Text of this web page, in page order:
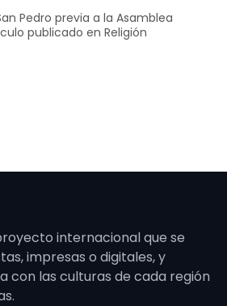
Pedro previa a la Asamblea
publicado en Religión
internacional que se
impresas o digitales, y
con las culturas de cada región